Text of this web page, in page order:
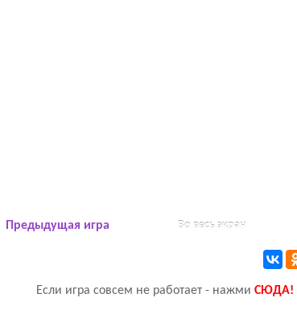
Предыдущая игра Во весь экран
Если игра совсем не работает - нажми CЮДА!